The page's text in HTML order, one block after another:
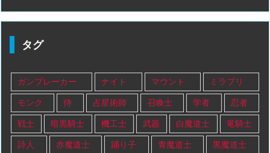
タグ
ガンブレーカー ナイト マウント ミラプリ
モンク 侍 占星術師 召喚士 学者 忍者
戦士 暗黒騎士 機工士 武器 白魔道士 竜騎士
詩人 赤魔道士 踊り子 青魔道士 黒魔道士